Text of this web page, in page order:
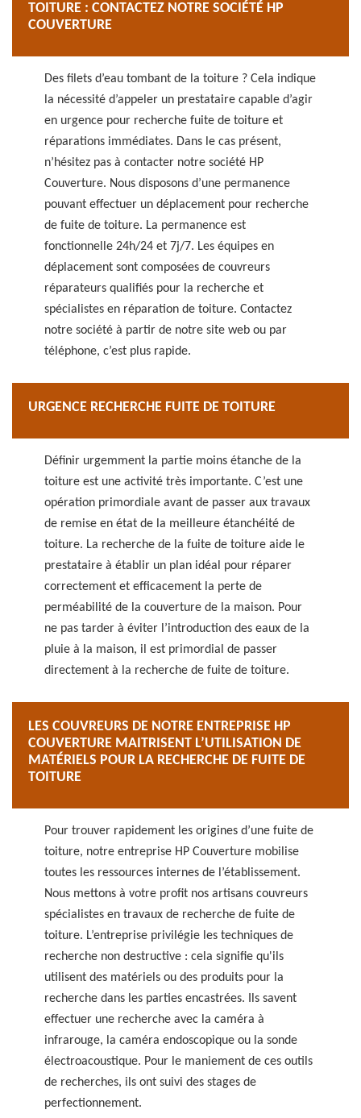
TOITURE : CONTACTEZ NOTRE SOCIÉTÉ HP
COUVERTURE
Des filets d’eau tombant de la toiture ? Cela indique
la nécessité d’appeler un prestataire capable d’agir
en urgence pour recherche fuite de toiture et
réparations immédiates. Dans le cas présent,
n’hésitez pas à contacter notre société HP
Couverture. Nous disposons d’une permanence
pouvant effectuer un déplacement pour recherche
de fuite de toiture. La permanence est
fonctionnelle 24h/24 et 7j/7. Les équipes en
déplacement sont composées de couvreurs
réparateurs qualifiés pour la recherche et
spécialistes en réparation de toiture. Contactez
notre société à partir de notre site web ou par
téléphone, c’est plus rapide.
URGENCE RECHERCHE FUITE DE TOITURE
Définir urgemment la partie moins étanche de la
toiture est une activité très importante. C’est une
opération primordiale avant de passer aux travaux
de remise en état de la meilleure étanchéité de
toiture. La recherche de la fuite de toiture aide le
prestataire à établir un plan idéal pour réparer
correctement et efficacement la perte de
perméabilité de la couverture de la maison. Pour
ne pas tarder à éviter l’introduction des eaux de la
pluie à la maison, il est primordial de passer
directement à la recherche de fuite de toiture.
LES COUVREURS DE NOTRE ENTREPRISE HP
COUVERTURE MAITRISENT L’UTILISATION DE
MATÉRIELS POUR LA RECHERCHE DE FUITE DE
TOITURE
Pour trouver rapidement les origines d’une fuite de
toiture, notre entreprise HP Couverture mobilise
toutes les ressources internes de l’établissement.
Nous mettons à votre profit nos artisans couvreurs
spécialistes en travaux de recherche de fuite de
toiture. L’entreprise privilégie les techniques de
recherche non destructive : cela signifie qu'ils
utilisent des matériels ou des produits pour la
recherche dans les parties encastrées. Ils savent
effectuer une recherche avec la caméra à
infrarouge, la caméra endoscopique ou la sonde
électroacoustique. Pour le maniement de ces outils
de recherches, ils ont suivi des stages de
perfectionnement.